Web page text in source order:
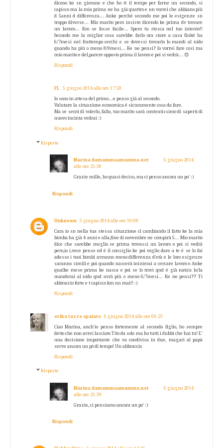
dicono ke sn giovane e che ho tt il tempo per farne un secondo, si
capisco ma la mia prima ne ha già quattro e nn vorrei che abbiano più
d 5anni d differenza... Anke perché secondo me poi le esigenze sn
troppo diverse... Mio marito pero insiste dicendo ke prima dv trovare
un lavoro... Km se fosse facile... Spero tu riesca nel tuo intento!!
Secondo me la miglior cosa sarebbe farlo ora stare a casa finké ha
6/7mesi nel frattempo cerchi e se dovessi trovarlo lo mandi al nido
quando ha più o meno 8/9mesi... Ke ne pensi? Io vorrei fare cosi ma
mio marito e del,parere opposto prima il lavoro e poi si vedrà... 😞
Rispondi
FL 5 giugno 2014 alle ore 17:58
Io sono in attesa del primo...e penso già al secondo.
Valutare la situazione economica é sicuramente cosa da fare.
Ma se senti di volerlo, fallo, tuo marito sarà contentissimo di saperti di
nuovo incinta vedrai :)
Rispondi
Risposte
Marina damammaamamma.net
6 giugno 2014
alle ore 21:38
Grazie mille, ho quasi deciso, ma ci penso ancora un po' :)
Rispondi
Unknown 5 giugno 2014 alle ore 19:08
Cara io sn nella tua stessa situazione sl cambiando il fatto ke la mia
bimba ha già 4 anni e alla,fine di novembre ne compirà 5... Mio marito
dice che sarebbe meglio se prima trovassi un lavoro e poi si vedrà
pero,io i,vece penso ed é il consiglio ke poi voglio dare a te é se lo fai
adesso i tuoi bimbi avranno meno differenza d'età e le loro esigenze
saranno simili e poi quando nascerà inizierai a cercare lavoro o Anke
qualke mese prima ke nasca e poi se lo trovi qnd é già nato/a lo/la
manderai al nido qnd avrà più o meno 6/7mesi... Ke ne pensi?? Ti
abbraccio forte e t capisco km nn mai!! :)
Rispondi
erika tazze spaiate 6 giugno 2014 alle ore 09:23
Ciao Marina, anch'io penso fortemente al secondo figlio, ho sempre
detto che non avrei lasciato Tito da solo ma ho tutti i dubbi che hai tu! E'
una decisione importante che va condivisa in due, magari al papà
serve ancora un pò di tempo! Un abbraccio
Rispondi
Risposte
Marina damammaamamma.net
6 giugno 2014
alle ore 21:39
Grazie, ci pensiamo ancora un po' :)
Rispondi